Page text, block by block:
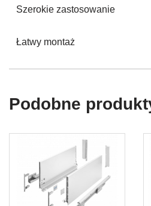
Szerokie zastosowanie
Łatwy montaż
Podobne